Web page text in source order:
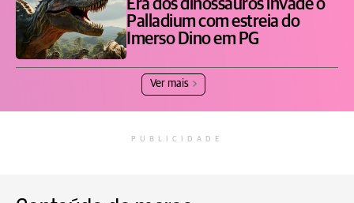
Era dos dinossauros invade o
Palladium com estreia do
Imerso Dino em PG
Ver mais
PUBLICIDADE